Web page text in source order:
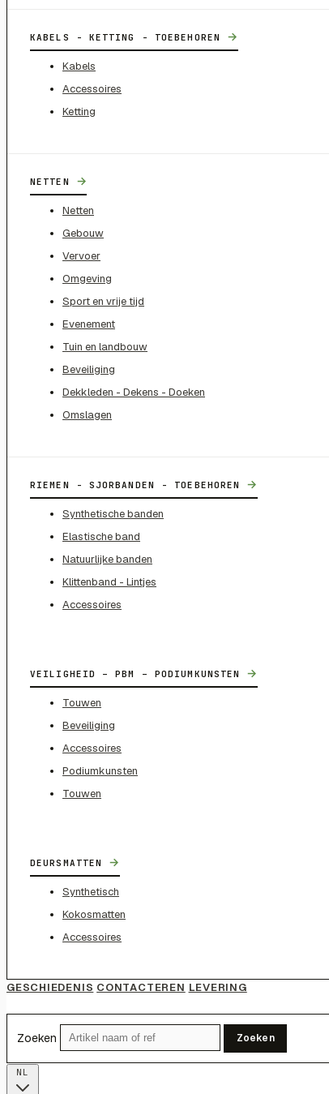
KABELS - KETTING - TOEBEHOREN →
Kabels
Accessoires
Ketting
NETTEN →
Netten
Gebouw
Vervoer
Omgeving
Sport en vrije tijd
Evenement
Tuin en landbouw
Beveiliging
Dekkleden - Dekens - Doeken
Omslagen
RIEMEN - SJORBANDEN - TOEBEHOREN →
Synthetische banden
Elastische band
Natuurlijke banden
Klittenband - Lintjes
Accessoires
VEILIGHEID – PBM – PODIUMKUNSTEN →
Touwen
Beveiliging
Accessoires
Podiumkunsten
Touwen
DEURSMATTEN →
Synthetisch
Kokosmatten
Accessoires
GESCHIEDENIS CONTACTEREN LEVERING
Zoeken Zoeken